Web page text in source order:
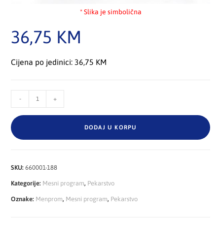
* Slika je simbolična
36,75 KM
Cijena po jedinici: 36,75 KM
- +
DODAJ U KORPU
SKU:660001-188
Kategorije: Mesni program, Pekarstvo
Oznake: Menprom, Mesni program, Pekarstvo